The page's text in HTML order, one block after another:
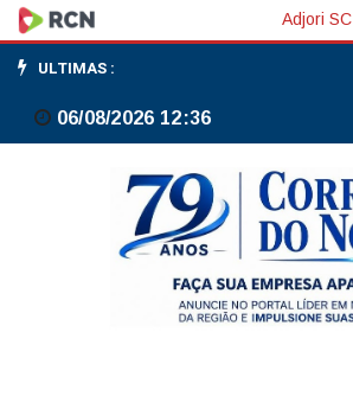
Peru
vai
às
candidatos
Adjori SC
ULTIMAS :
06/08/2026 12:36